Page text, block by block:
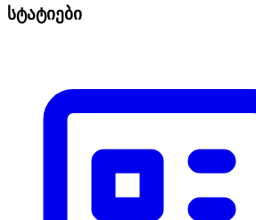
სტატიები